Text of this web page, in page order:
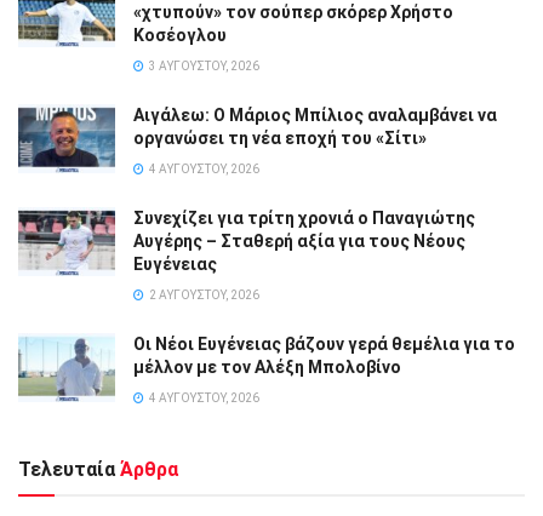
«χτυπούν» τον σούπερ σκόρερ Χρήστο
Κοσέογλου
3 ΑΥΓΟΎΣΤΟΥ, 2026
Αιγάλεω: Ο Μάριος Μπίλιος αναλαμβάνει να
οργανώσει τη νέα εποχή του «Σίτι»
4 ΑΥΓΟΎΣΤΟΥ, 2026
Συνεχίζει για τρίτη χρονιά ο Παναγιώτης
Αυγέρης – Σταθερή αξία για τους Νέους
Ευγένειας
2 ΑΥΓΟΎΣΤΟΥ, 2026
Οι Νέοι Ευγένειας βάζουν γερά θεμέλια για το
μέλλον με τον Αλέξη Μπολοβίνο
4 ΑΥΓΟΎΣΤΟΥ, 2026
Τελευταία Άρθρα